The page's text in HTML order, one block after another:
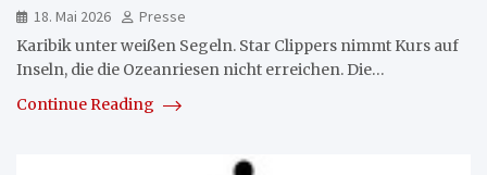
18. Mai 2026
Presse
Karibik unter weißen Segeln. Star Clippers nimmt Kurs auf
Inseln, die die Ozeanriesen nicht erreichen. Die…
Continue Reading